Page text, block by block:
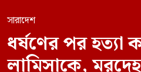
সারাদেশ
ধর্ষণের পর হত্যা
লামিসাকে,